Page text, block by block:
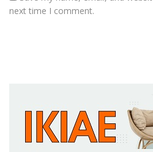
next time I comment.